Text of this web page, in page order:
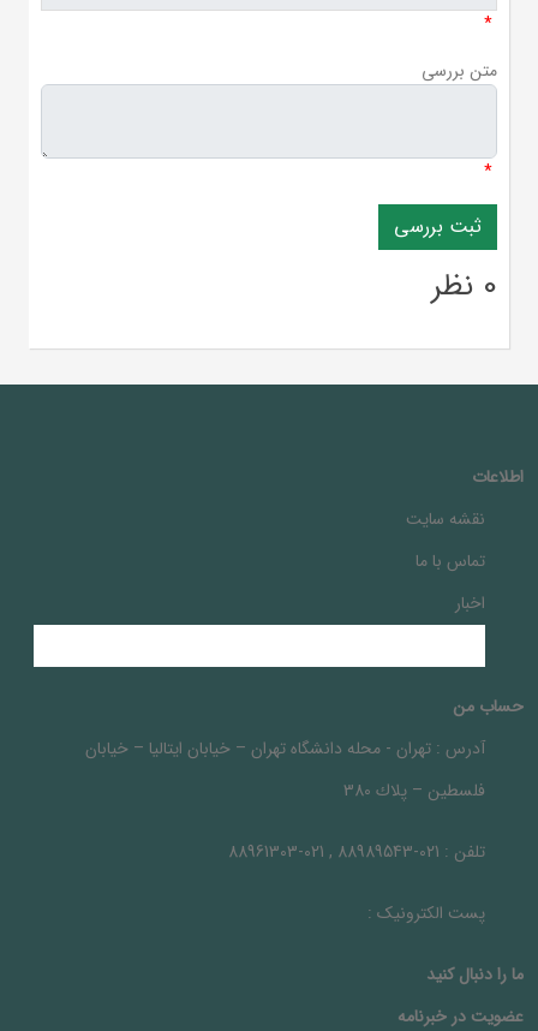
*
متن بررسی
*
0 نظر
اطلاعات
نقشه سایت
تماس با ما
اخبار
حساب من
آدرس : تهران - محله دانشگاه تهران – خيابان ايتاليا – خيابان
فلسطين – پلاك 380
تلفن : 021-88989543 , 021-88961303
پست الکترونیک :
ما را دنبال کنيد
عضویت در خبرنامه